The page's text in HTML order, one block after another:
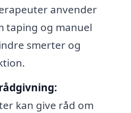
anvender
taping og manuel
smerter og
kan give råd om